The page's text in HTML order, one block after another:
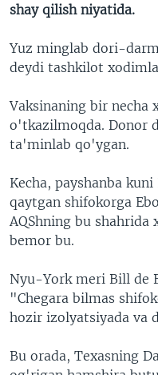
shay qilish niyatida.
Yuz minglab dori-
deydi tashkilot
Vaksinaning bir
o'tkazilmoqda. Donor
ta'minlab qo'ygan.
Kecha, payshanba
qaytgan shifokorga
AQShning bu
bemor bu.
Nyu-York meri Bill de
"Chegara bilmas
hozir izolyatsiyada va
Bu orada, Texasning